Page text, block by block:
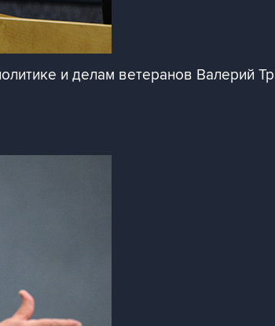
и делам ветеранов Валерий